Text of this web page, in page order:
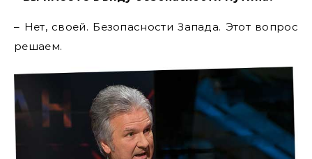
– Нет, своей. Безопасности Запада. Этот вопрос
решаем.